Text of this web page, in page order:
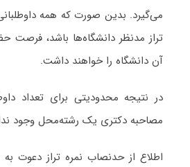
می‌گیرد. بدین صورت که همه داوطلبانی
تراز مدنظر دانشگاه‌ها باشد، فرصت
آن دانشگاه را خواهند داشت.
در نتیجه محدودیتی برای تعداد
مصاحبه دکتری یک رشته‌محل وجود
اطلاع از حدنصاب نمره تراز دعوت